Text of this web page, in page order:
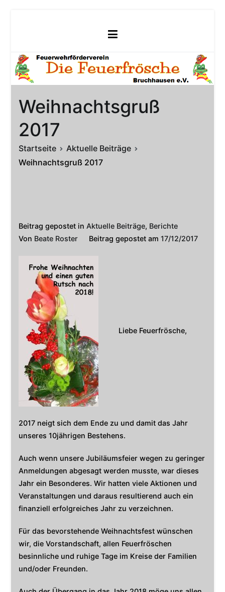
Weihnachtsgruß
2017
Startseite
Aktuelle Beiträge
Weihnachtsgruß 2017
Beitrag gepostet inAktuelle Beiträge, Berichte
Von Beate Roster Beitrag gepostet am 17/12/2017
Liebe Feuerfrösche,
2017 neigt sich dem Ende zu und damit das Jahr
unseres 10jährigen Bestehens.
Auch wenn unsere Jubiläumsfeier wegen zu geringer
Anmeldungen abgesagt werden musste, war dieses
Jahr ein Besonderes. Wir hatten viele Aktionen und
Veranstaltungen und daraus resultierend auch ein
finanziell erfolgreiches Jahr zu verzeichnen.
Für das bevorstehende Weihnachtsfest wünschen
wir, die Vorstandschaft, allen Feuerfröschen
besinnliche und ruhige Tage im Kreise der Familien
und/oder Freunden.